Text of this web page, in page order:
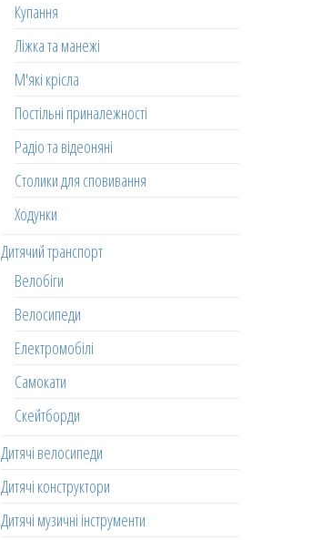
Купання
Ліжка та манежі
М'які крісла
Постільні приналежності
Радіо та відеоняні
Столики для сповивання
Ходунки
Дитячий транспорт
Велобіги
Велосипеди
Електромобілі
Самокати
Скейтборди
Дитячі велосипеди
Дитячі конструктори
Дитячі музичні інструменти